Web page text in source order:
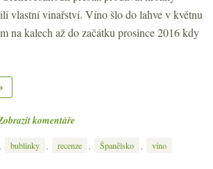
vlastní vinařství. Víno šlo do lahve v květnu
na kalech až do začátku prosince 2016 kdy
komentáře
, bublinky , recenze , Španělsko , víno